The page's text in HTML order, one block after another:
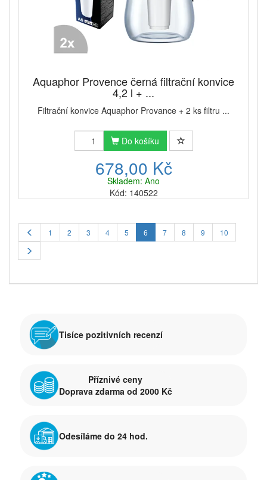
Aquaphor Provence černá filtrační konvice
4,2 l + ...
Filtrační konvice Aquaphor Provance + 2 ks filtru ...
Do košíku
678,00 Kč
Skladem: Ano
Kód: 140522
1 2 3 4 5 6 7 8 9 10
Tisíce pozitivních recenzí
Příznivé ceny
Doprava zdarma od 2000 Kč
Odesíláme do 24 hod.